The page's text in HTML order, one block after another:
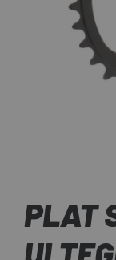
PLAT